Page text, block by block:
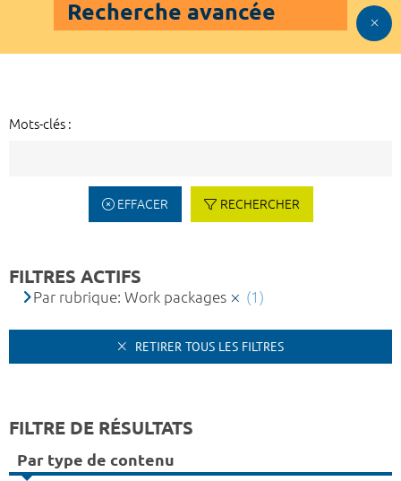
Recherche avancée
Mots-clés :
EFFACER RECHERCHER
FILTRES ACTIFS
Par rubrique: Work packages (1)
RETIRER TOUS LES FILTRES
FILTRE DE RÉSULTATS
Par type de contenu